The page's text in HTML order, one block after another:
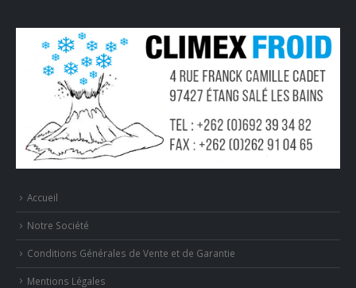
Accueil
Notre Société
Conditions Générales de Vente et de Garantie
Mentions Légales